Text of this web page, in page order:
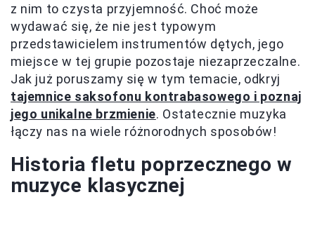
z nim to czysta przyjemność. Choć może
wydawać się, że nie jest typowym
przedstawicielem instrumentów dętych, jego
miejsce w tej grupie pozostaje niezaprzeczalne.
Jak już poruszamy się w tym temacie, odkryj
tajemnice saksofonu kontrabasowego i poznaj
jego unikalne brzmienie. Ostatecznie muzyka
łączy nas na wiele różnorodnych sposobów!
Historia fletu poprzecznego w
muzyce klasycznej